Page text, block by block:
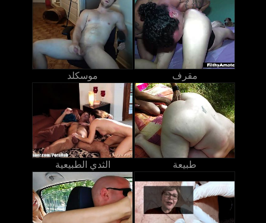
موسكلد مقرف
الثدي الطبيعية طبيعة